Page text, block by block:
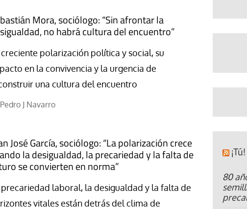
Mora, sociólogo: “Sin afrontar la
no habrá cultura del encuentro”
creciente polarización política y social, su
en la convivencia y la urgencia de
una cultura del encuentro
Pedro J Navarro
José García, sociólogo: “La polarización crece
la desigualdad, la precariedad y la falta de
se convierten en norma”
precariedad laboral, la desigualdad y la falta de
vitales están detrás del clima de
¡Tú!
80